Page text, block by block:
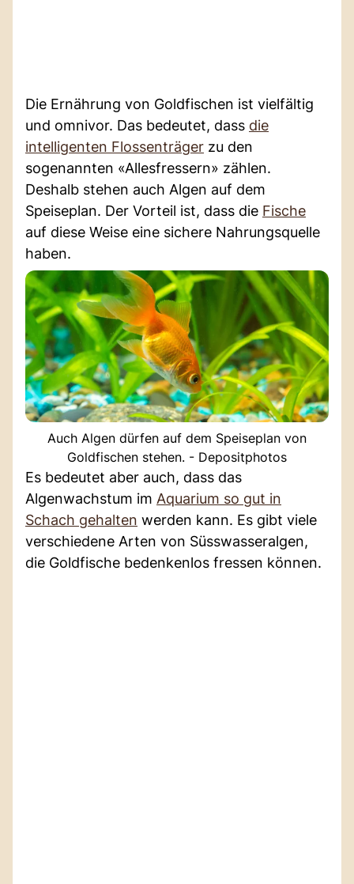
Die Ernährung von Goldfischen ist vielfältig
und omnivor. Das bedeutet, dass die
intelligenten Flossenträger zu den
sogenannten «Allesfressern» zählen.
Deshalb stehen auch Algen auf dem
Speiseplan. Der Vorteil ist, dass die Fische
auf diese Weise eine sichere Nahrungsquelle
haben.
Auch Algen dürfen auf dem Speiseplan von
Goldfischen stehen. - Depositphotos
Es bedeutet aber auch, dass das
Algenwachstum im Aquarium so gut in
Schach gehalten werden kann. Es gibt viele
verschiedene Arten von Süsswasseralgen,
die Goldfische bedenkenlos fressen können.